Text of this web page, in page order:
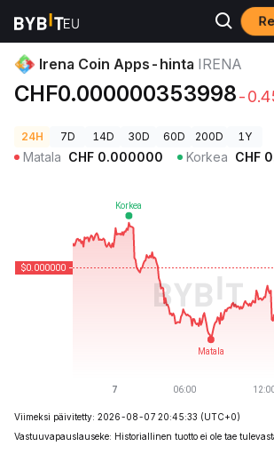
Kryptohinnat Irena Coin Apps-hinta IRENA
Irena Coin Apps-hinta IRENA
CHF0.000000353998-
24H 7D 14D 30D 60D 200D 1Y
Matala CHF 0.000000 Korkea CHF
Viimeksi päivitetty: 2026-08-07 20:45:33 (UTC+0)
Vastuuvapauslauseke: Historiallinen tuotto ei ole tae